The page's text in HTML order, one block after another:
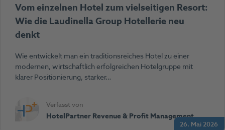
26. Mai 2026
Vom einzelnen Hotel zum vielseitigen Resort:
Wie die Laudinella Group Hotellerie neu
denkt
Wie entwickelt man ein traditionsreiches Hotel zu einer
modernen, wirtschaftlich erfolgreichen Hotelgruppe mit
klarer Positionierung, starker…
Verfasst von
HotelPartner Revenue & Profit Management